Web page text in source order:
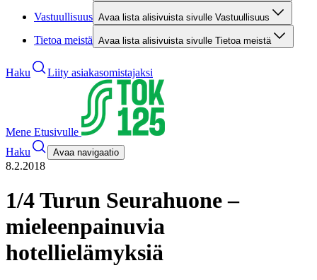
Vastuullisuus Avaa lista alisivuista sivulle Vastuullisuus
Tietoa meistä Avaa lista alisivuista sivulle Tietoa meistä
Haku Liity asiakasomistajaksi
Mene Etusivulle
Haku
Avaa navigaatio
8.2.2018
1/4 Turun Seurahuone –
mieleenpainuvia
hotellielämyksiä